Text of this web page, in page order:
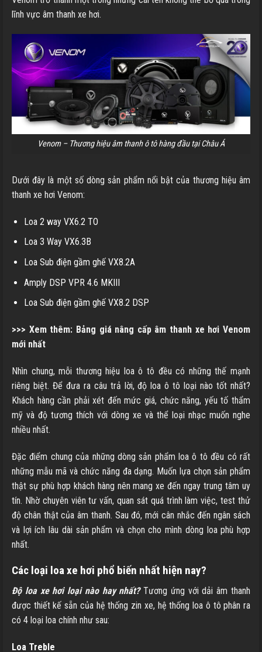
lĩnh vực âm thanh xe hơi.
Venom – Thương hiệu âm thanh ô tô hàng đầu tại Châu Á
Dưới đây là một số dòng sản phẩm nổi bật của thương hiệu âm
thanh xe hơi Venom:
Loa 2 way VX6.2 TO
Loa 3 Way VX6.3B
Loa Sub điện gầm ghế VX8.2A
Amply DSP VPR 4.6 MKIII
Loa Sub điện gầm ghế VX8.2 DSP
>>> Xem thêm: Bảng giá nâng cấp âm thanh xe hơi Venom
mới nhất
Nhìn chung, mỗi thương hiệu loa ô tô đều có những thế mạnh
riêng biệt. Để đưa ra câu trả lời, độ loa ô tô loại nào tốt nhất?
Khách hàng cần phải xét đến mức giá, chức năng, yếu tố thẩm
mỹ và độ tương thích với dòng xe và thể loại nhạc muốn nghe
nhiều nhất.
Đặc điểm chung của những dòng sản phẩm loa ô tô đều có rất
những mẫu mã và chức năng đa dạng. Muốn lựa chọn sản phẩm
thật sự phù hợp khách hàng nên mang xe đến ngay trung tâm uy
tín. Nhờ chuyên viên tư vấn, quan sát quá trình làm việc, test thử
độ chân thật của âm thanh. Sau đó, mới cân nhắc đến ngân sách
và lợi ích lâu dài sản phẩm và chọn cho mình dòng loa phù hợp
nhất.
Các loại loa xe hơi phổ biến nhất hiện nay?
Độ loa xe hơi loại nào hay nhất?Tương ứng với dải âm thanh
được thiết kế sẵn của hệ thống zin xe, hệ thống loa ô tô phân ra
có 4 loại loa chính như sau:
Loa Treble